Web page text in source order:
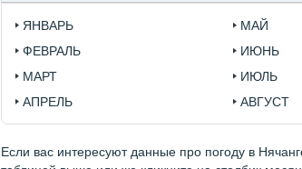
ЯНВАРЬ
ФЕВРАЛЬ
МАРТ
АПРЕЛЬ
МАЙ
ИЮНЬ
ИЮЛЬ
АВГУСТ
Если вас интересуют данные про погоду в